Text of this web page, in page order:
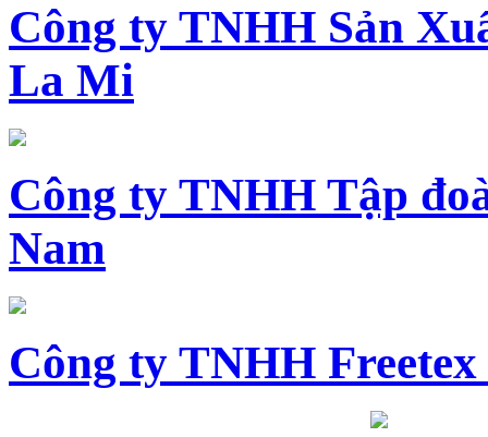
Công ty TNHH Sản
La Mi
Công ty TNHH Tập
Nam
Công ty TNHH